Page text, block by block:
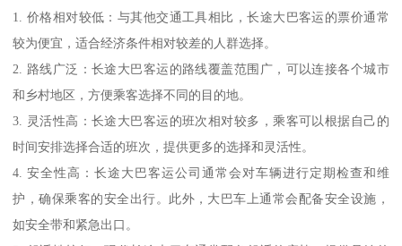
1. 价格相对较低：与其他交通工具相比，长途大巴客运的票价通常
较为便宜，适合经济条件相对较差的人群选择。
2. 路线广泛：长途大巴客运的路线覆盖范围广，可以连接各个城市
和乡村地区，方便乘客选择不同的目的地。
3. 灵活性高：长途大巴客运的班次相对较多，乘客可以根据自己的
时间安排选择合适的班次，提供更多的选择和灵活性。
4. 安全性高：长途大巴客运公司通常会对车辆进行定期检查和维
护，确保乘客的安全出行。此外，大巴车上通常会配备安全设施，
如安全带和紧急出口。